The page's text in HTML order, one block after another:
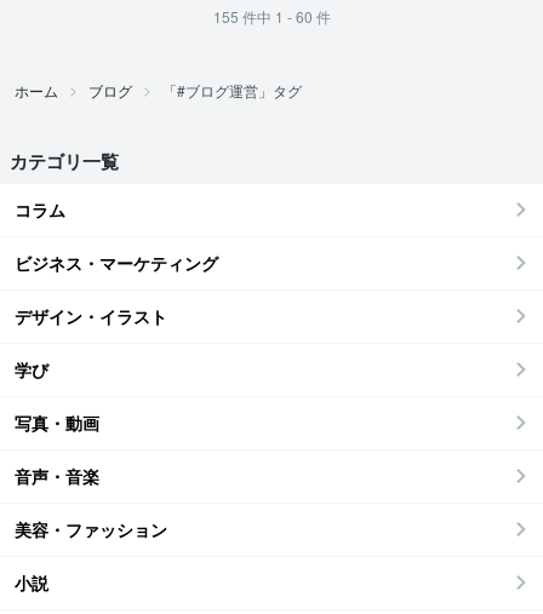
155 件中 1 - 60 件
ホーム ブログ 「#ブログ運営」タグ
カテゴリ一覧
コラム
ビジネス・マーケティング
デザイン・イラスト
学び
写真・動画
音声・音楽
美容・ファッション
小説